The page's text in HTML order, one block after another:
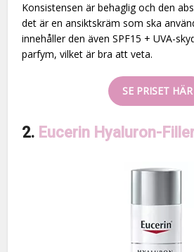
Konsistensen är behaglig och den
det är en ansiktskräm som ska
innehåller den även SPF15 + UVA-
parfym, vilket är bra att veta.
SE PRISET HÄR
2. Eucerin Hyaluron-